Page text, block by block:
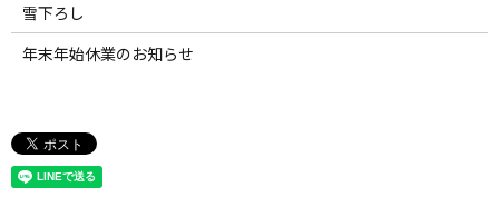
雪下ろし
年末年始休業のお知らせ